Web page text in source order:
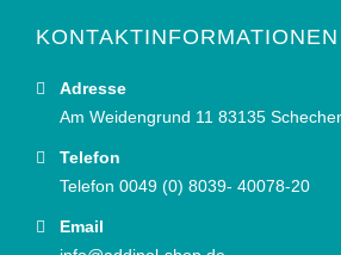
KONTAKTINFORMATIONEN
Adresse
Am Weidengrund 11 83135
Telefon
Telefon 0049 (0) 8039- 40078-20
Email